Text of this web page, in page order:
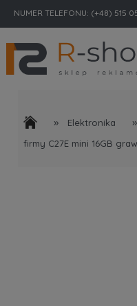
NUMER TELEFONU: (+48) 515
» Elektronika »
firmy C27E mini 16GB